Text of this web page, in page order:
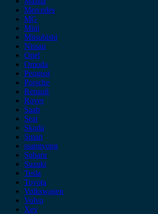
Mercedes
MG
Mini
Mitsubishi
Nissan
Opel
Omoda
Peugeot
Porsche
Renault
Rover
Saab
Seat
Skoda
Smart
ssangyong
Subaru
Suzuki
Tesla
Toyota
Volkswagen
Volvo
Xev